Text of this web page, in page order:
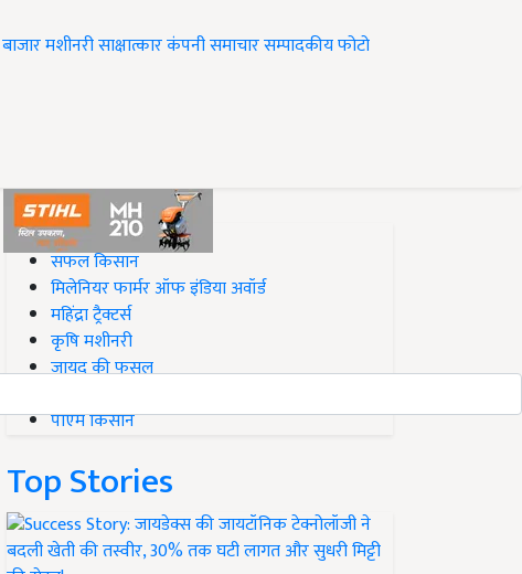
बाजारमशीनरीसाक्षात्कारकंपनी समाचारसम्पादकीयफोटो
#Top on Krishi Jagran
सफल किसान
मिलेनियर फार्मर ऑफ इंडिया अवॉर्ड
महिंद्रा ट्रैक्टर्स
कृषि मशीनरी
जायद की फसल
पीएम किसान
Top Stories